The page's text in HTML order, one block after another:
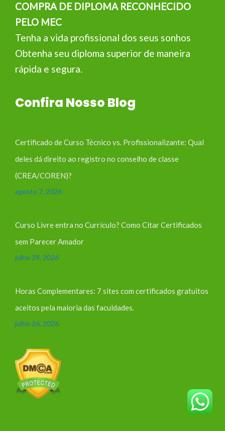
COMPRA DE DIPLOMA RECONHECIDO
PELO MEC
Tenha a vida profissional dos seus sonhos
Obtenha seu diploma superior de maneira
rápida e segura.
Confira Nosso Blog
Certificado de Curso Técnico vs. Profissionalizante: Qual
deles dá direito ao registro no conselho de classe
(CREA/COREN)?
agosto 7, 2026
Curso Livre entra no Currículo? Como Citar Certificados
sem Parecer Amador
julho 29, 2026
Horas Complementares: 7 sites com certificados gratuitos
aceitos pela maioria das faculdades.
julho 26, 2026